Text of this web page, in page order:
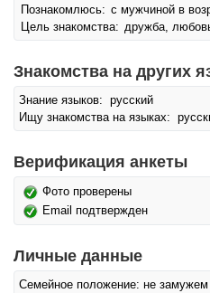
Познакомлюсь: с мужчиной в
Цель знакомства: дружба,
Знакомства на других
Знание языков: русский
Ищу знакомства на языках:
Верификация анкеты
Фото проверены
Email подтвержден
Личные данные
Семейное положение: не замужем